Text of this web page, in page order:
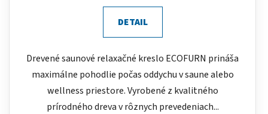
DETAIL
Drevené saunové relaxačné kreslo ECOFURN prináša
maximálne pohodlie počas oddychu v saune alebo
wellness priestore. Vyrobené z kvalitného
prírodného dreva v rôznych prevedeniach...